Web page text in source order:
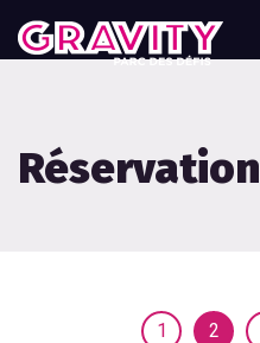
Réservation
1 2